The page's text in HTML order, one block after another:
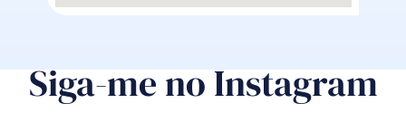
Siga-me no Instagram